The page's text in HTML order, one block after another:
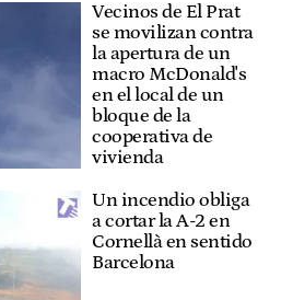
Vecinos de El Prat
se movilizan contra
la apertura de un
macro McDonald's
en el local de un
bloque de la
cooperativa de
vivienda
Un incendio obliga
a cortar la A-2 en
Cornellà en sentido
Barcelona